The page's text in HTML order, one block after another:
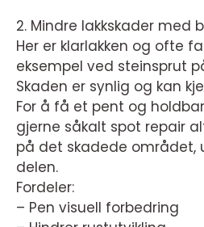
2. Mindre lakkskader med
Her er klarlakken og ofte
eksempel ved steinsprut
Skaden er synlig og kan
For å få et pent og
gjerne såkalt spot repair
på det skadede området,
delen.
Fordeler:
– Pen visuell forbedring